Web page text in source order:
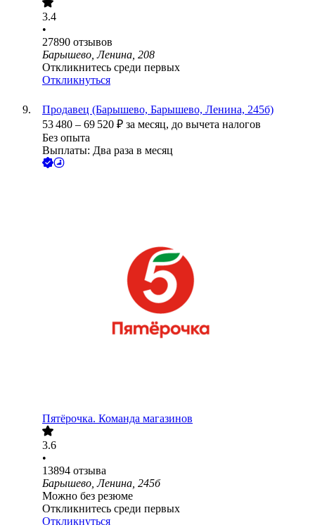
3.4
•
27890 отзывов
Барышево, Ленина, 208
Откликнитесь среди первых
Откликнуться
Продавец (Барышево, Барышево, Ленина, 245б)
53 480 – 69 520 ₽ за месяц, до вычета налогов
Без опыта
Выплаты: Два раза в месяц
Пятёрочка. Команда магазинов
3.6
•
13894 отзыва
Барышево, Ленина, 245б
Можно без резюме
Откликнитесь среди первых
Откликнуться